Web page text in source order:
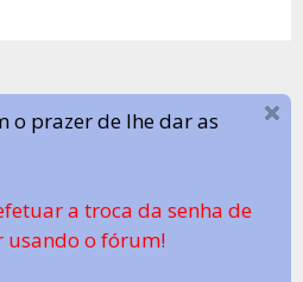
o prazer de lhe dar as
a troca da senha de
usando o fórum!